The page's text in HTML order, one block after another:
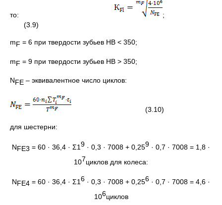
то:
;
(3.9)
mF = 6 при твердости зубьев НВ < 350;
mF = 9 при твердости зубьев НВ > 350;
NFE – эквивалентное число циклов:
(3.10)
для шестерни:
NFE3 = 60 · 36,4 · Σ19 · 0,3 · 7008 + 0,259 · 0,7 · 7008 = 1,8 ·
107циклов для колеса:
NFE4 = 60 · 36,4 · Σ16 · 0,3 · 7008 + 0,256 · 0,7 · 7008 = 4,6 ·
106циклов